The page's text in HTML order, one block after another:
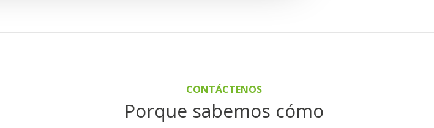
CONTÁCTENOS
Porque sabemos cómo